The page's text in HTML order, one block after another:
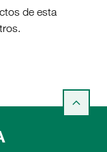
de esta